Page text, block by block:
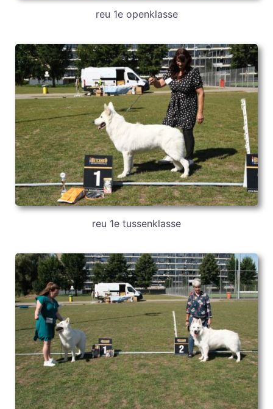
reu 1e openklasse
reu 1e tussenklasse